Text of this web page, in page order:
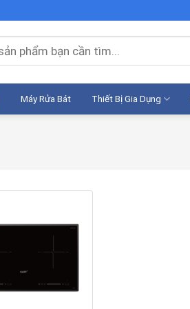
Máy Rửa Bát Thiết Bị Gia Dụng